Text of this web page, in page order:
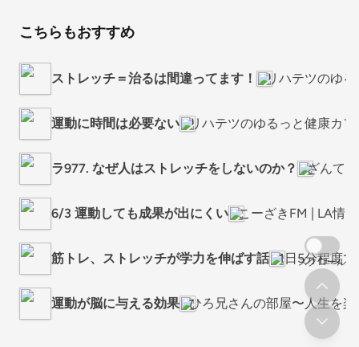
こちらもおすすめ
ストレッチ＝治るは間違ってます！ リハテツのゆ
運動に時間は必要ない リハテツのゆるっと健康カフ
ラ977. なぜ人はストレッチをしないのか？ ざんて
6/3 運動しても成果が出にくい こーざきFM | LA情
筋トレ、ストレッチが学力を伸ばす話 1日5分程度
運動が脳に与える効果 ひろ兄さんの部屋〜人生を楽
スクロール